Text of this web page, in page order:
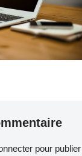
pour